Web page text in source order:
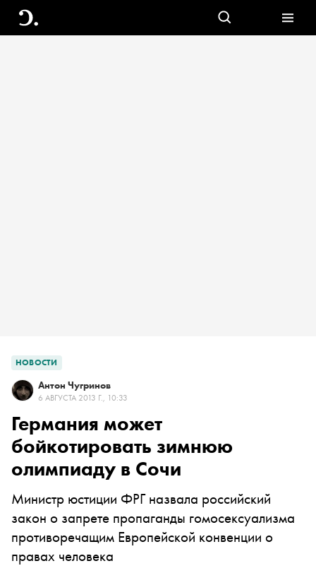
НОВОСТИ
Антон Чугринов
6 АВГУСТА 2013 Г., 10:33
Германия может
бойкотировать зимнюю
олимпиаду в Сочи
Министр юстиции ФРГ назвала российский
закон о запрете пропаганды гомосексуализма
противоречащим Европейской конвенции о
правах человека